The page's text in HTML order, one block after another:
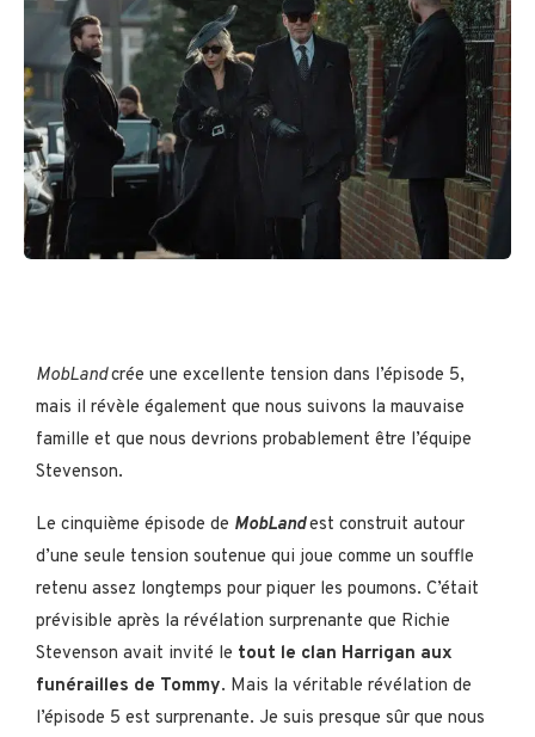
MobLandcrée une excellente tension dans l’épisode 5,
mais il révèle également que nous suivons la mauvaise
famille et que nous devrions probablement être l’équipe
Stevenson.
Le cinquième épisode de MobLandest construit autour
d’une seule tension soutenue qui joue comme un souffle
retenu assez longtemps pour piquer les poumons. C’était
prévisible après la révélation surprenante que Richie
Stevenson avait invité le tout le clan Harrigan aux
funérailles de Tommy. Mais la véritable révélation de
l’épisode 5 est surprenante. Je suis presque sûr que nous